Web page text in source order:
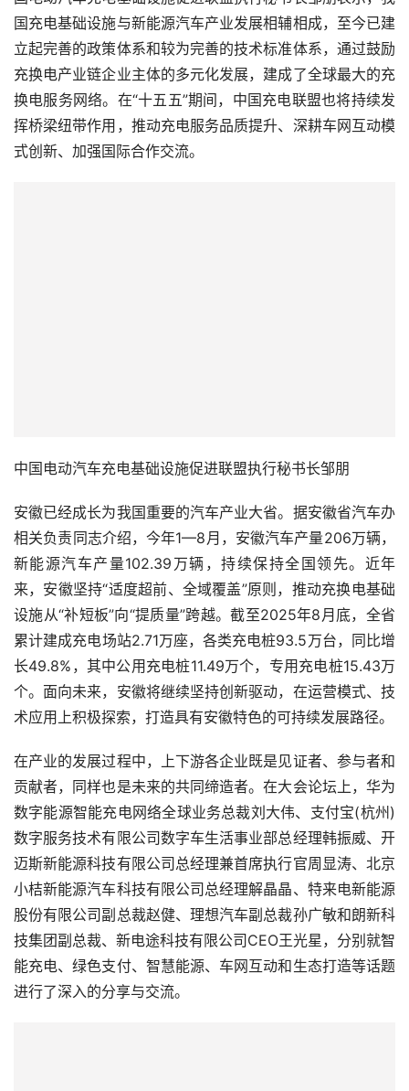
立起完善的政策体系和较为完善的技术标准体系，通过鼓励
充换电产业链企业主体的多元化发展，建成了全球最大的充
换电服务网络。在“十五五”期间，中国充电联盟也将持续发
挥桥梁纽带作用，推动充电服务品质提升、深耕车网互动模
式创新、加强国际合作交流。
安徽已经成长为我国重要的汽车产业大省。据安徽省汽车办
新能源汽车产量102.39万辆，持续保持全国领先。近年
来，安徽坚持“适度超前、全域覆盖”原则，推动充换电基础
设施从“补短板”向“提质量”跨越。截至2025年8月底，全省
累计建成充电场站2.71万座，各类充电桩93.5万台，同比增
长49.8%，其中公用充电桩11.49万个，专用充电桩15.43万
个。面向未来，安徽将继续坚持创新驱动，在运营模式、技
术应用上积极探索，打造具有安徽特色的可持续发展路径。
在产业的发展过程中，上下游各企业既是见证者、参与者和
数字能源智能充电网络全球业务总裁刘大伟、支付宝(杭州)
数字服务技术有限公司数字车生活事业部总经理韩振威、开
迈斯新能源科技有限公司总经理兼首席执行官周显涛、北京
小桔新能源汽车科技有限公司总经理解晶晶、特来电新能源
股份有限公司副总裁赵健、理想汽车副总裁孙广敏和朗新科
技集团副总裁、新电途科技有限公司CEO王光星，分别就智
能充电、绿色支付、智慧能源、车网互动和生态打造等话题
进行了深入的分享与交流。